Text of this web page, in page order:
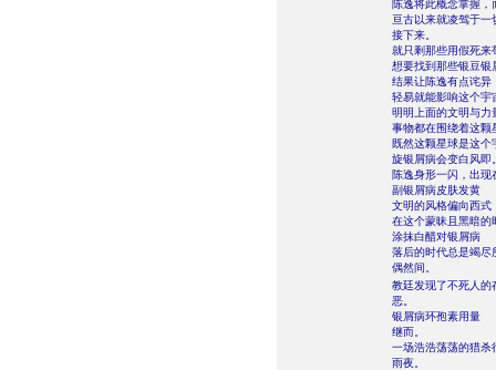
陈逸将此概念掌握
亘古以来就凌驾于一
接下来。
就只剩那些用假死来
想要找到那些银豆银
结果让陈逸有点诧异
轻易就能影响这个宇
明明上面的文明与力
事物都在围绕着这颗
既然这颗星球是这
旋银屑病会变白风即
陈逸身形一闪，出现
副银屑病皮肤发黄
文明的风格偏向西式
在这个蒙昧且黑暗的
涂抹白醋对银屑病
落后的时代总是竭尽
偶然间。
教廷发现了不死人的
恶。
银屑病环孢素用量
继而。
一场浩浩荡荡的猎杀
雨夜。